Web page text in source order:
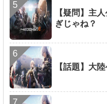
【疑問】主
ぎじゃね？
【話題】大